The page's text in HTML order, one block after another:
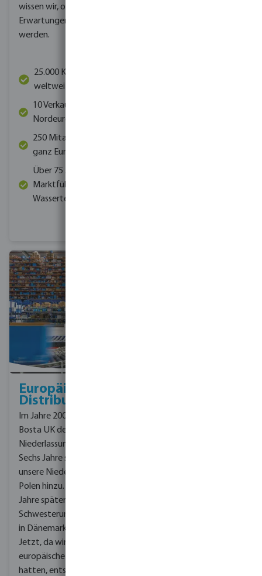
wissen wir, ob wir unseren
Erwartungen gerecht
werden.
25.000 Kunden
weltweit
10 Verkaufsbüros in
Nordeuropa
250 Mitarbeiter in
ganz Europa
Über 75 Jahre
Marktführer in der
Wassertechnik
Europäisches
Distributionszentrum
Im Jahre 2000 schloss sich
Bosta UK den anderen
Niederlassungen an.
Sechs Jahre später kam
unsere Niederlassung in
Polen hinzu. Weitere fünf
Jahre später wurde ein
Schwesterunternehmen
in Dänemark eröffnet.
Jetzt, da wir eine
europäische Abdeckung
hatten, entstand die